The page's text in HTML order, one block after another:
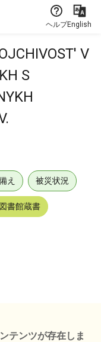
ヘルプEnglish
V
S
え 被災状況
書館蔵書
テンツが存在しま